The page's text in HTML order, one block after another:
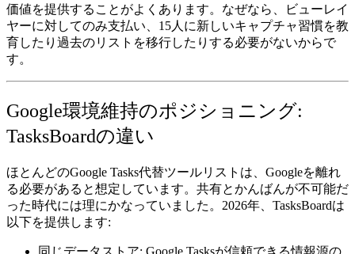
価値を提供することがよくあります。なぜなら、
ビューレイ
ヤーに対してのみ支払い、15人に新しいキャプチャ習慣を教
育したり過去のリストを移行したりする必要がないからで
す。
Google環境維持のポジショニング:
TasksBoardの違い
ほとんどのGoogle Tasks代替ツールリストは、Googleを離れ
る必要があると想定しています。共有とかんばんが不可能だ
った時代には理にかなっていました。2026年、TasksBoardは
以下を提供します:
同じデータストア: Google Tasksが信頼できる情報源の